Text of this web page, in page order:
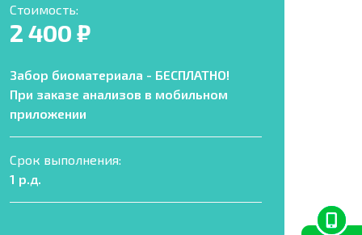
Стоимость:
2 400 ₽
Забор биоматериала - БЕСПЛАТНО!
При заказе анализов в мобильном
приложении
Срок выполнения:
1 р.д.